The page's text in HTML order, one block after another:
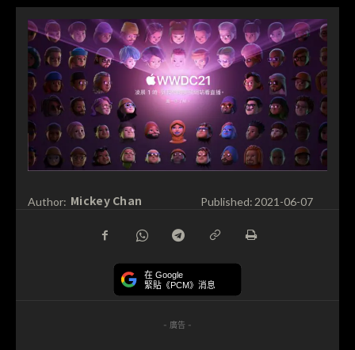
Author: Mickey Chan Published: 2021-06-07
在 Google
緊貼《PCM》消息
- 廣告 -